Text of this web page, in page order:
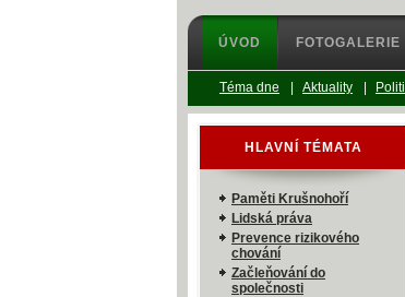
HLAVNÍ TÉMATA
Paměti Krušnohoří
Lidská práva
Prevence rizikového
chování
Začleňování do
společnosti
ÚVOD FOTOGALERIE
Téma dne Aktuality